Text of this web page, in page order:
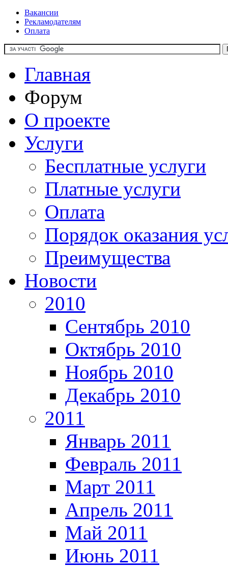
Вакансии
Рекламодателям
Оплата
Главная
Форум
О проекте
Услуги
Бесплатные услуги
Платные услуги
Оплата
Порядок оказания
Преимущества
Новости
2010
Сентябрь 2010
Октябрь 2010
Ноябрь 2010
Декабрь 2010
2011
Январь 2011
Февраль 2011
Март 2011
Апрель 2011
Май 2011
Июнь 2011